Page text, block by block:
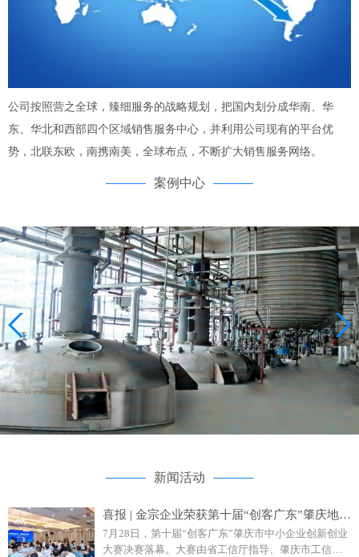
公司按照营之全球，臻细服务的战略规划，把国内划分成华南、华
东、华北和西部四个区域销售服务中心，并利用公司现有的平台优
势，北联东欧，南携南美，全球布点，不断扩大销售服务网络。
案例中心
新闻活动
喜报 | 金宗企业荣获第十届“创客广东”肇庆地市赛二等奖
7月28日，第十届“创客广东”肇庆市中小企业创新创业
大赛决赛落幕。大赛由省工信厅指导、肇庆市工信局